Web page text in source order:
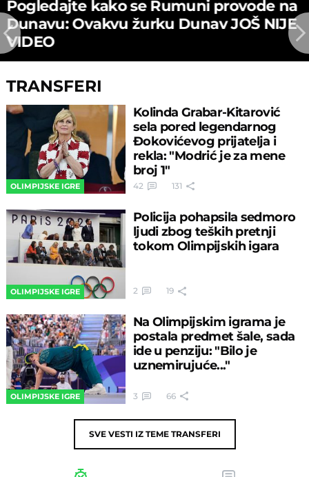
Pogledajte kako se Rumuni provode na
Dunavu: Ovakvu žurku Dunav JOŠ NIJE
VIDEO
TRANSFERI
OLIMPIJSKE IGRE
Kolinda Grabar-Kitarović
sela pored legendarnog
Đokovićevog prijatelja i
rekla: "Modrić je za mene
broj 1"
42 131
OLIMPIJSKE IGRE
Policija pohapsila sedmoro
ljudi zbog teških pretnji
tokom Olimpijskih igara
2 19
OLIMPIJSKE IGRE
Na Olimpijskim igrama je
postala predmet šale, sada
ide u penziju: "Bilo je
uznemirujuće..."
3 66
SVE VESTI IZ TEME TRANSFERI